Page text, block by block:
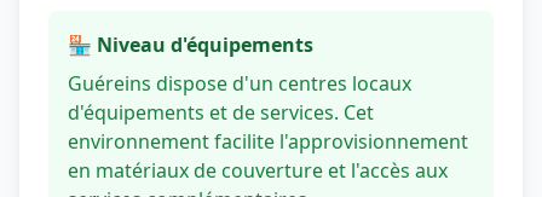
🏪 Niveau d'équipements
Guéreins dispose d'un centres locaux
d'équipements et de services. Cet
environnement facilite l'approvisionnement
en matériaux de couverture et l'accès aux